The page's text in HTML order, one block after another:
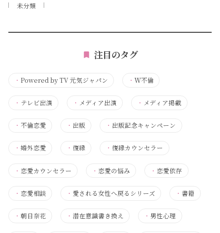
未分類
注目のタグ
・ Powered by TV 元気ジャパン ・Ｗ不倫
・ テレビ出演 ・ メディア出演 ・ メディア掲載
・ 不倫恋愛 ・ 出版 ・ 出版記念キャンペーン
・ 婚外恋愛 ・復縁 ・復縁カウンセラー
・ 恋愛カウンセラー ・ 恋愛の悩み ・ 恋愛依存
・ 恋愛相談 ・ 愛される女性へ戻るシリーズ ・書籍
・ 朝日奈花 ・潜在意識書き換え ・ 男性心理